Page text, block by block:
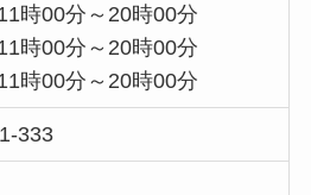
時00分～20時00分
時00分～20時00分
時00分～20時00分
333